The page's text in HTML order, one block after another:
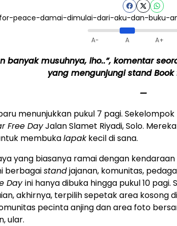
A- A A+
banyak musuhnya, lho..”, komentar
yang mengunjungi stand Book
—
menunjukkan pukul 7 pagi.
Free DayJalan Slamet Riyadi, Solo.
membukalapakkecil di sana.
yang biasanya ramai dengan
berbagaistandjajanan, komunitas,
Dayini hanya dibuka hingga pukul 10
akhirnya, terpilih sepetak area kosong
pecinta anjing dan area foto
ular.